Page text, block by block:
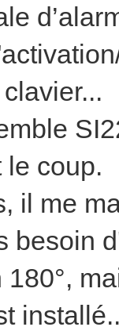
le coup.
il me
besoin